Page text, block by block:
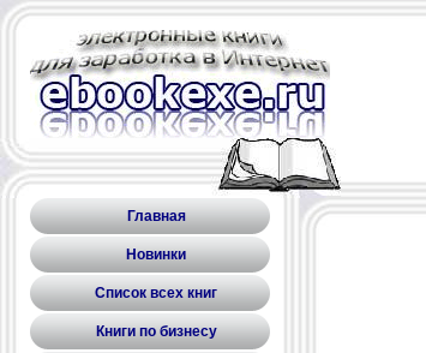
Главная
Новинки
Список всех книг
Книги по бизнесу